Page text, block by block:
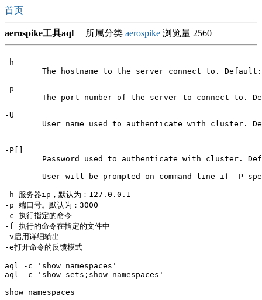
首页
aerospike工具aql 所属分类 aerospike 浏览量 2560
-h
The hostname to the server connect to.
-p
The port number of the server to connect to.
-U
User name used to authenticate with cluster.
-P[
Password used to authenticate with cluster.
User will be prompted on command line if -P
-h 服务器ip，默认为：127.0.0.1
-p 端口号。默认为：3000
-c 执行指定的命令
-f 执行的命令在指定的文件中
-v启用详细输出
-e打开命令的反馈模式
aql -c 'show namespaces'
aql -c 'show sets;show namespaces'
show namespaces